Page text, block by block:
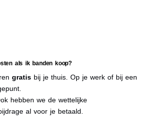
als ik banden koop?
gratis bij je thuis. Op je werk of bij een
hebben we de wettelijke
al voor je betaald.